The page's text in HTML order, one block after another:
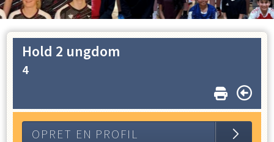
Hold 2 ungdom
4
OPRET EN PROFIL